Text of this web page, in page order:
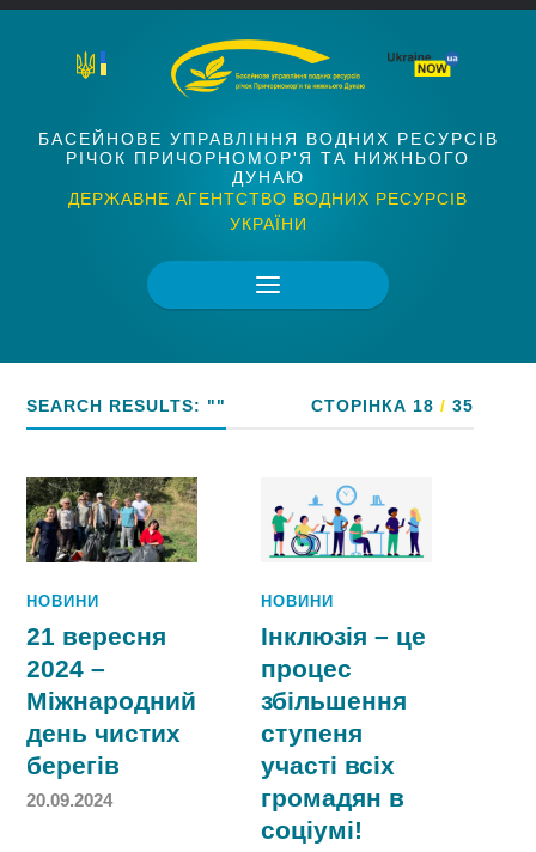
БАСЕЙНОВЕ УПРАВЛІННЯ ВОДНИХ РЕСУРСІВ
РІЧОК ПРИЧОРНОМОР'Я ТА НИЖНЬОГО
ДУНАЮ
ДЕРЖАВНЕ АГЕНТСТВО ВОДНИХ РЕСУРСІВ
УКРАЇНИ
SEARCH RESULTS: "" СТОРІНКА 18 / 35
НОВИНИ
21 вересня
2024 –
Міжнародний
день чистих
берегів
20.09.2024
НОВИНИ
Інклюзія – це
процес
збільшення
ступеня
участі всіх
громадян в
соціумі!